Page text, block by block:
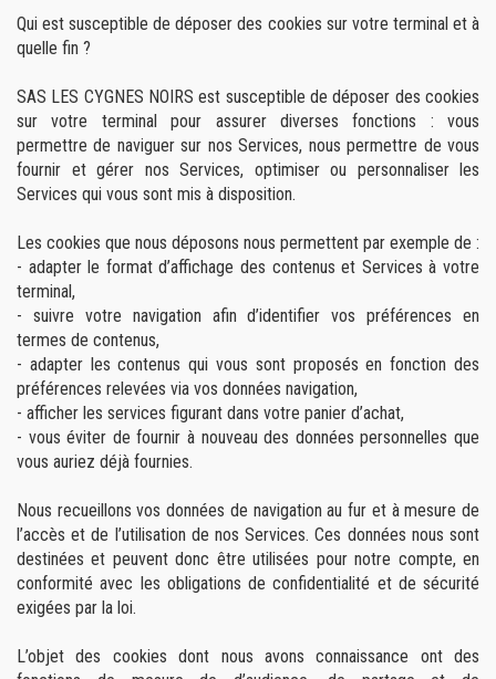
Qui est susceptible de déposer des cookies sur votre terminal et à
quelle fin ?
SAS LES CYGNES NOIRS est susceptible de déposer des cookies
sur votre terminal pour assurer diverses fonctions : vous
permettre de naviguer sur nos Services, nous permettre de vous
fournir et gérer nos Services, optimiser ou personnaliser les
Services qui vous sont mis à disposition.
Les cookies que nous déposons nous permettent par exemple de :
- adapter le format d’affichage des contenus et Services à votre
terminal,
- suivre votre navigation afin d’identifier vos préférences en
termes de contenus,
- adapter les contenus qui vous sont proposés en fonction des
préférences relevées via vos données navigation,
- afficher les services figurant dans votre panier d’achat,
- vous éviter de fournir à nouveau des données personnelles que
vous auriez déjà fournies.
Nous recueillons vos données de navigation au fur et à mesure de
l’accès et de l’utilisation de nos Services. Ces données nous sont
destinées et peuvent donc être utilisées pour notre compte, en
conformité avec les obligations de confidentialité et de sécurité
exigées par la loi.
L’objet des cookies dont nous avons connaissance ont des